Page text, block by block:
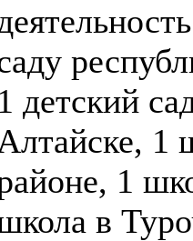
1 детский
1
1
в